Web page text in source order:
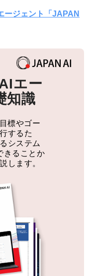
ージェント「JAPAN
エー
知識
標やゴー
するた
システム
きることか
します。